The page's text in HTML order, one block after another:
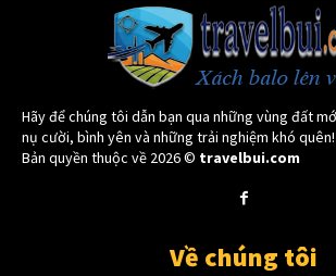
Hãy để chúng tôi dẫn bạn qua những vùng đất
nụ cười, bình yên và những trải nghiệm khó quên!
Bản quyền thuộc về 2026 © travelbui.com
Về chúng tôi